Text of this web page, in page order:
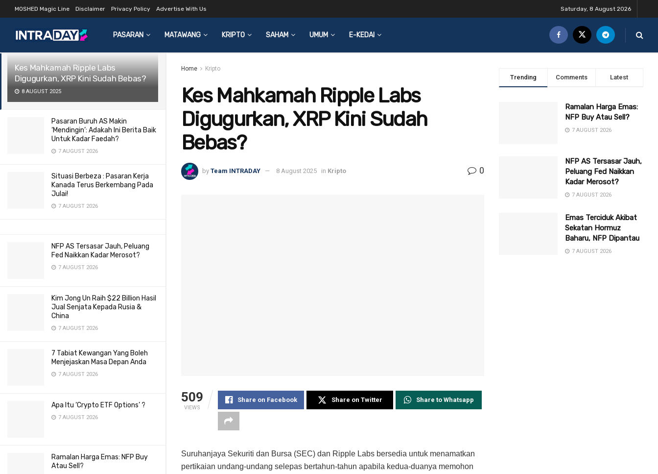
LATEST TRENDING Filter
Kes Mahkamah Ripple Labs
Digugurkan, XRP Kini Sudah Bebas?
8 AUGUST 2025
Pasaran Buruh AS Makin
‘Mendingin’: Adakah Ini Berita Baik
Untuk Kadar Faedah?
7 AUGUST 2026
Situasi Berbeza : Pasaran Kerja
Kanada Terus Berkembang Pada
Julai!
7 AUGUST 2026
NFP AS Tersasar Jauh, Peluang
Fed Naikkan Kadar Merosot?
7 AUGUST 2026
Kim Jong Un Raih $22 Billion Hasil
Jual Senjata Kepada Rusia &
China
7 AUGUST 2026
7 Tabiat Kewangan Yang Boleh
Menjejaskan Masa Depan Anda
7 AUGUST 2026
Apa Itu ‘Crypto ETF Options’ ?
7 AUGUST 2026
Ramalan Harga Emas: NFP Buy
Atau Sell?
MOSHED Magic Line Disclaimer Privacy Policy Advertise With Us Saturday, 8 August 2026
PASARAN MATAWANG KRIPTO SAHAM UMUM E-KEDAI
Home Kripto
Kes Mahkamah Ripple Labs
Digugurkan, XRP Kini Sudah
Bebas?
by Team INTRADAY 8 August 2025 in Kripto 0
509
VIEWS
Share on Facebook Share on Twitter Share to Whatsapp
Suruhanjaya Sekuriti dan Bursa (SEC) dan Ripple Labs bersedia untuk menamatkan
pertikaian undang-undang selepas bertahun-tahun apabila kedua-duanya memohon
Trending Comments Latest
Ramalan Harga Emas:
NFP Buy Atau Sell?
7 AUGUST 2026
NFP AS Tersasar Jauh,
Peluang Fed Naikkan
Kadar Merosot?
7 AUGUST 2026
Emas Terciduk Akibat
Sekatan Hormuz
Baharu, NFP Dipantau
7 AUGUST 2026